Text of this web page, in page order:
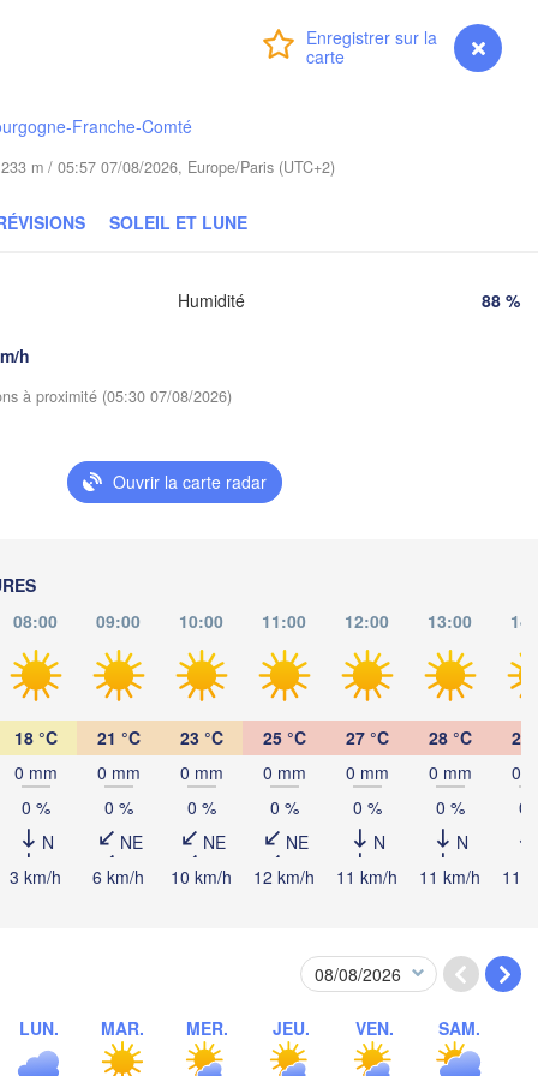
Premium myVentusky Prévisions
Franche-Comté
m / 05:57 07/08/2026, Europe/Paris (UTC+2)
SOLEIL ET LUNE
h
Humidité 88 %
à proximité (05:30 07/08/2026)
Ouvrir la carte radar
08:00 09:00 10:00 11:00 12:00 13:00
18 °C
0 mm
0 %
N
3 km/h
21 °C
0 mm
0 %
NE
6 km/h
23 °C
0 mm
0 %
NE
10 km/h
25 °C
0 mm
0 %
NE
12 km/h
27 °C
0 mm
0 %
N
11 km/h
28 °C
0 mm
0 %
N
11 km/h
29
0
0
11
LUN. MAR. MER. JEU. VEN. SAM.
Warszawa
Łódź
POLOGNE
Београд
(Beograd)
Tiranë
Sarajevo
Košice
Szeged
Banja Luka
Pécs
HONGRIE
BOSNIE-
HERZÉGOVINE
SLOVAQUIE
MACÉDOINE
DU NORD
Гродна
(Sofia)
Craiova
Brașov
Плевен
Sibiu
Пловдив
Cluj-Napoca
ROUMANIE
BULGARIE
D